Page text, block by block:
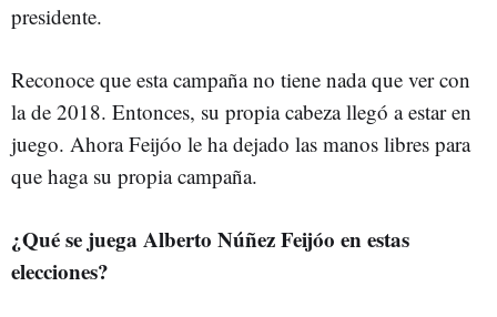
presidente.
Reconoce que esta campaña no tiene nada que ver con
la de 2018. Entonces, su propia cabeza llegó a estar en
juego. Ahora Feijóo le ha dejado las manos libres para
que haga su propia campaña.
¿Qué se juega Alberto Núñez Feijóo en estas
elecciones?